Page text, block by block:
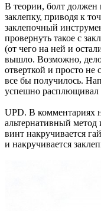
В теории, болт должен
заклепку, приводя к
заклепочный
провернуть такое с
(от чего на ней и
вышло. Возможно,
отверткой и просто не
все бы получилось.
успешно расплющивал
UPD. В комментариях
альтернативный
винт накручивается
и накручивается